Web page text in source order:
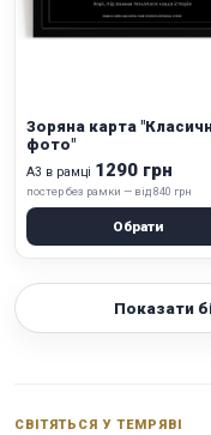
Зоряна карта
фото"
А3 в рамці 1290 грн
постер без рамки — від 840 грн
Обрати
Показати
СВІТЯТЬСЯ У ТЕМРЯВІ